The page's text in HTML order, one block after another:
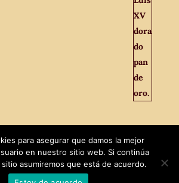
para asegurar que damos la mejor
en nuestro sitio web. Si continúa
asumiremos que está de acuerdo.